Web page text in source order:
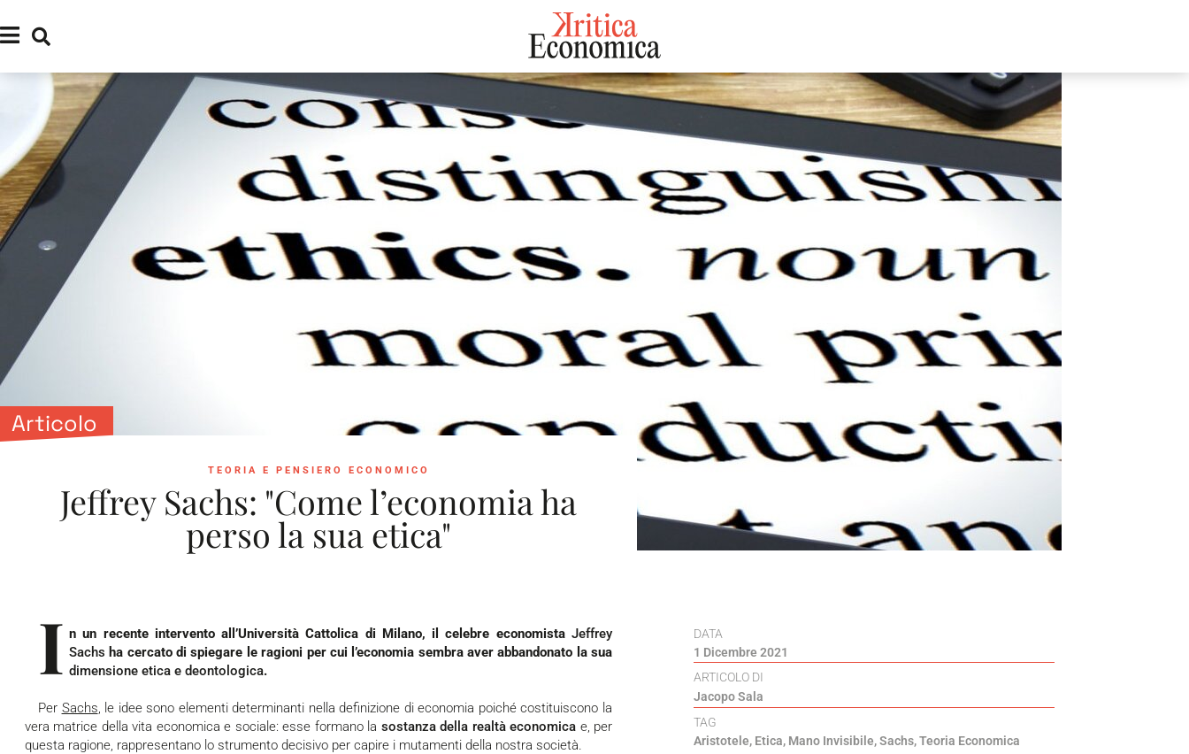
Articolo
TEORIA E PENSIERO ECONOMICO
Jeffrey Sachs: "Come l’economia ha
perso la sua etica"
I n un recente intervento all’Università Cattolica di Milano, il celebre economista Jeffrey
Sachs ha cercato di spiegare le ragioni per cui l’economia sembra aver abbandonato la sua
dimensione etica e deontologica.
Per Sachs, le idee sono elementi determinanti nella definizione di economia poiché costituiscono la
vera matrice della vita economica e sociale: esse formano la sostanza della realtà economica e, per
questa ragione, rappresentano lo strumento decisivo per capire i mutamenti della nostra società.
DATA
1 Dicembre 2021
ARTICOLO DI
Jacopo Sala
TAG
Aristotele, Etica, Mano Invisibile,Sachs,Teoria Economica